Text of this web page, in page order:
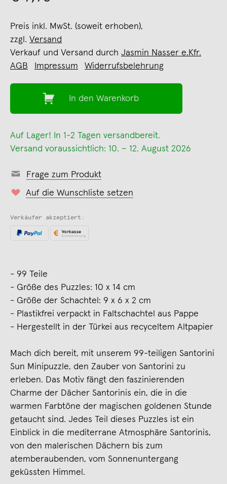
Preis inkl. MwSt. (soweit erhoben),
zzgl. Versand
Verkauf und Versand durch Jasmin Nasser e.Kfr.
AGB
Impressum Widerrufsbelehrung
In den Warenkorb
Auf Lager! In 1-2 Tagen versandbereit.
Versand voraussichtlich: 10. – 12. August 2026
Frage zum Produkt
Auf die Wunschliste setzen
Verkäufer akzeptiert:
- 99 Teile
- Größe des Puzzles: 10 x 14 cm
- Größe der Schachtel: 9 x 6 x 2 cm
- Plastikfrei verpackt in Faltschachtel aus Pappe
- Hergestellt in der Türkei aus recyceltem Altpapier
Mach dich bereit, mit unserem 99-teiligen Santorini
Sun Minipuzzle, den Zauber von Santorini zu
erleben. Das Motiv fängt den faszinierenden
Charme der Dächer Santorinis ein, die in die
warmen Farbtöne der magischen goldenen Stunde
getaucht sind. Jedes Teil dieses Puzzles ist ein
Einblick in die mediterrane Atmosphäre Santorinis,
von den malerischen Dächern bis zum
atemberaubenden, vom Sonnenuntergang
geküssten Himmel.